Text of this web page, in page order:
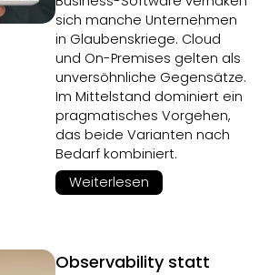
sich manche Unternehmen
in Glaubenskriege. Cloud
und On-Premises gelten als
unversöhnliche Gegensätze.
Im Mittelstand dominiert ein
pragmatisches Vorgehen,
das beide Varianten nach
Bedarf kombiniert.
Weiterlesen
Observability statt